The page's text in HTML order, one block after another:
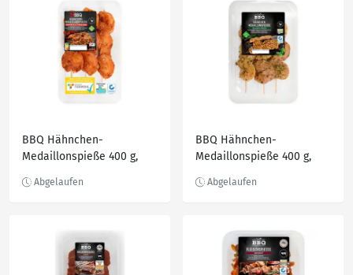
BBQ Hähnchen-
Medaillonspieße 400 g,
BBQ Hähnchen-
Medaillonspieße 400 g,